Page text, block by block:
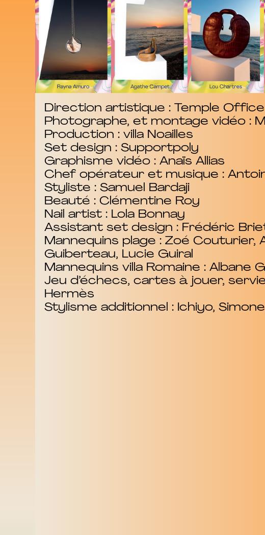
Direction artistique : Temple Office
Photographe, et montage vidéo :
Production : villa Noailles
Set design : Supportpoly
Graphisme vidéo : Anaïs Allias
Chef opérateur et musique :
Styliste : Samuel Bardaji
Beauté : Clémentine Roy
Nail artist : Lola Bonnay
Assistant set design : Frédéric
Mannequins plage : Zoé Couturier,
Guiberteau, Lucie Guiral
Mannequins villa Romaine :
Jeu d’échecs, cartes à jouer,
Hermès
Stylisme additionnel : Ichiyo,